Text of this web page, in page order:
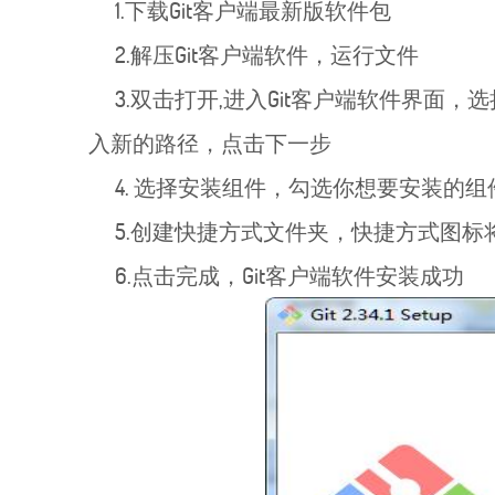
1.下载Git客户端最新版软件包
2.解压Git客户端软件，运行文件
3.双击打开,进入Git客户端软件界面，
入新的路径，点击下一步
4. 选择安装组件，勾选你想要安装的
5.创建快捷方式文件夹，快捷方式图标
6.点击完成，Git客户端软件安装成功